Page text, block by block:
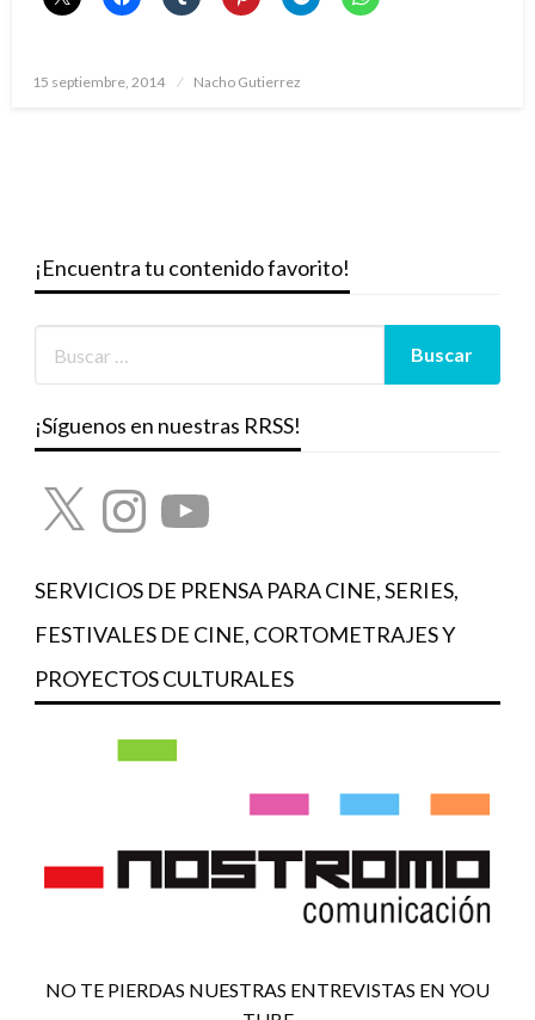
Publicado
15 septiembre, 2014 Nacho Gutierrez
¡Encuentra tu contenido favorito!
¡Síguenos en nuestras RRSS!
X InstagramYouTube
SERVICIOS DE PRENSA PARA CINE, SERIES,
FESTIVALES DE CINE, CORTOMETRAJES Y
PROYECTOS CULTURALES
NO TE PIERDAS NUESTRAS ENTREVISTAS EN YOU